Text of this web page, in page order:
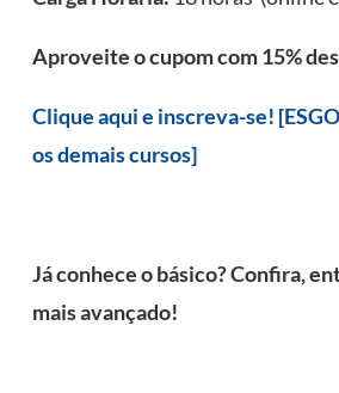
Aproveite o cupom com 15%
Clique aqui e inscreva-se!
os demais cursos]
Já conhece o básico? Confira,
mais avançado!